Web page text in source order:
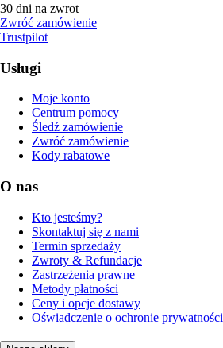
30 dni na zwrot
Zwróć zamówienie
Trustpilot
Usługi
Moje konto
Centrum pomocy
Śledź zamówienie
Zwróć zamówienie
Kody rabatowe
O nas
Kto jesteśmy?
Skontaktuj się z nami
Termin sprzedaży
Zwroty & Refundacje
Zastrzeżenia prawne
Metody płatności
Ceny i opcje dostawy
Oświadczenie o ochronie prywatności